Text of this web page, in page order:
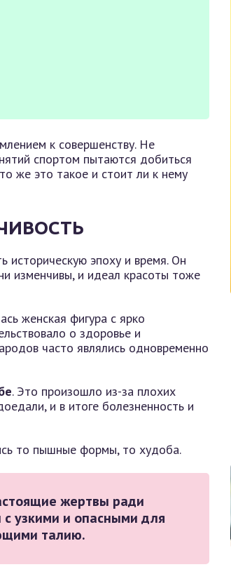
к совершенству. Не
спортом пытаются добиться
же это такое и стоит ли к нему
историческую эпоху и время. Он
изменчивы, и идеал красоты тоже
женская фигура с ярко
о здоровье и
часто являлись одновременно
. Это произошло из-за плохих
и в итоге болезненность и
то пышные формы, то худоба.
жертвы ради
узкими и опасными для
талию.